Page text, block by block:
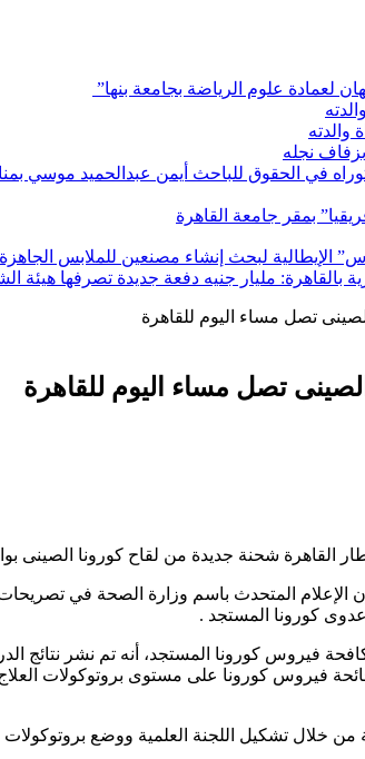
لعمادة علوم الرياضة بجامعة بنها”
والدته
نجله
في الحقوق للباحث أيمن عبدالحميد موسي
بمقر جامعة القاهرة
الإيطالية لبحث إنشاء مصنعين للملابس
بالقاهرة: مليار جنيه دفعة جديدة تصرفها هيئة
لقاح كورونا الصينى بواقع 300 ألف جرعة كهدية من الصين
المتحدث باسم وزارة الصحة في
عدوى كورونا المستجد .
فيروس كورونا المستجد، أنه تم نشر نتائج
فيروس كورونا على مستوى بروتوكولات
تشكيل اللجنة العلمية ووضع